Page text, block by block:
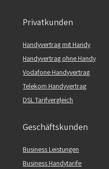
Privatkunden
Handyvertrag mit Handy
Handyvertrag ohne Handy
Vodafone Handyvertrag
Telekom Handyvertrag
DSL Tarifvergleich
Geschäftskunden
Business Leistungen
Business Handytarife